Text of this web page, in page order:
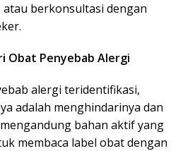
berkonsultasi dengan
Obat Penyebab Alergi
alergi teridentifikasi,
adalah menghindarinya dan
bahan aktif yang
membaca label obat dengan